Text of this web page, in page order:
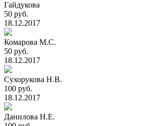
Гайдукова
50 руб.
18.12.2017
Комарова М.С.
50 руб.
18.12.2017
Сухорукова Н.В.
100 руб.
18.12.2017
Данилова Н.Е.